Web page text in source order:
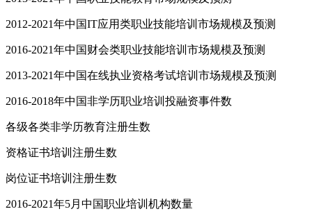
2012-2021年中国IT应用类职业技能培训市场规模及预测
2016-2021年中国财会类职业技能培训市场规模及预测
2013-2021年中国在线执业资格考试培训市场规模及预测
2016-2018年中国非学历职业培训投融资事件数
各级各类非学历教育注册生数
资格证书培训注册生数
岗位证书培训注册生数
2016-2021年5月中国职业培训机构数量